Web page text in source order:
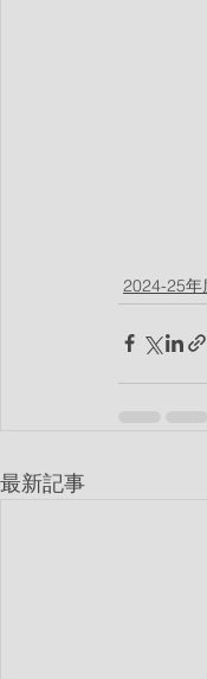
2024-25年
最新記事